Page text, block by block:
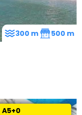
300 m 500 m
A5+0